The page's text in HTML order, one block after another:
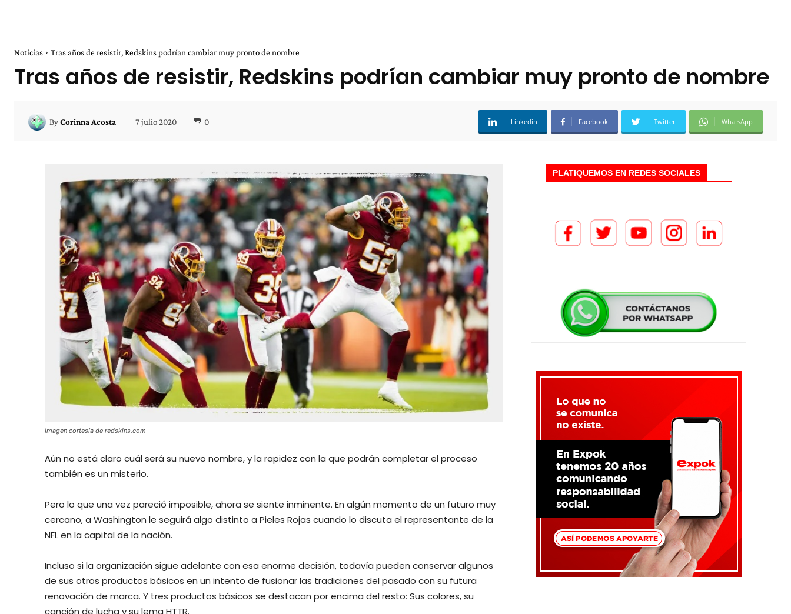
Noticias Tras años de resistir, Redskins podrían cambiar muy pronto de nombre
Tras años de resistir, Redskins podrían cambiar muy pronto de nombre
ByCorinna Acosta 7 julio 2020 0 Linkedin Facebook Twitter WhatsApp
Imagen cortesía de redskins.com
Aún no está claro cuál será su nuevo nombre, y la rapidez con la que podrán completar el proceso
también es un misterio.
Pero lo que una vez pareció imposible, ahora se siente inminente. En algún momento de un futuro muy
cercano, a Washington le seguirá algo distinto a Pieles Rojas cuando lo discuta el representante de la
NFL en la capital de la nación.
Incluso si la organización sigue adelante con esa enorme decisión, todavía pueden conservar algunos
de sus otros productos básicos en un intento de fusionar las tradiciones del pasado con su futura
renovación de marca. Y tres productos básicos se destacan por encima del resto: Sus colores, su
canción de lucha y su lema HTTR.
PLATIQUEMOS EN REDES SOCIALES